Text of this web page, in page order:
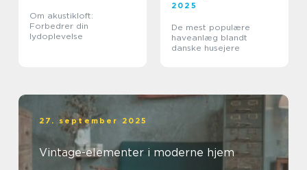
Om akustikloft:
Forbedrer din
lydoplevelse
2025
De mest populære
haveanlæg blandt
danske husejere
27. september 2025
Vintage-elementer i moderne hjem